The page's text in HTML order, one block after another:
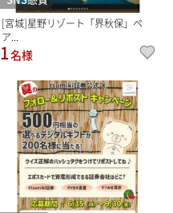
[宮城]星野リゾート「界秋保」ペ
ア...
1名様